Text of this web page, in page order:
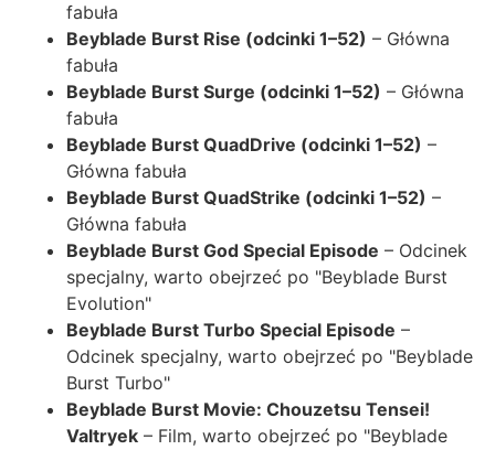
fabuła
Beyblade Burst Rise (odcinki 1–52) – Główna
fabuła
Beyblade Burst Surge (odcinki 1–52) – Główna
fabuła
Beyblade Burst QuadDrive (odcinki 1–52) –
Główna fabuła
Beyblade Burst QuadStrike (odcinki 1–52) –
Główna fabuła
Beyblade Burst God Special Episode – Odcinek
specjalny, warto obejrzeć po "Beyblade Burst
Evolution"
Beyblade Burst Turbo Special Episode –
Odcinek specjalny, warto obejrzeć po "Beyblade
Burst Turbo"
Beyblade Burst Movie: Chouzetsu Tensei!
Valtryek – Film, warto obejrzeć po "Beyblade